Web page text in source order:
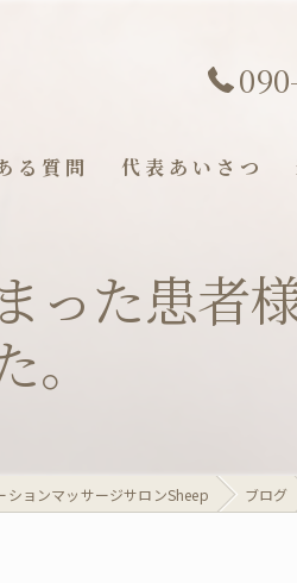
る質問 代表あいさつ
った患者
。
ョンマッサージサロンSheep ブログ